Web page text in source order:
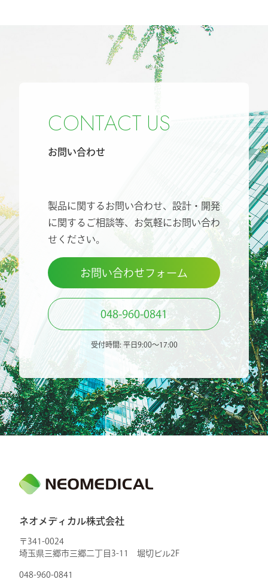
CONTACT US
お問い合わせ
製品に関するお問い合わせ、設計・開発
に関するご相談等、 お気軽にお問い合わ
せください。
お問い合わせフォーム
048-960-0841
受付時間: 平日9:00〜17:00
ネオメディカル株式会社
〒341-0024
埼玉県三郷市三郷二丁目3-11 堀切ビル2F
048-960-0841